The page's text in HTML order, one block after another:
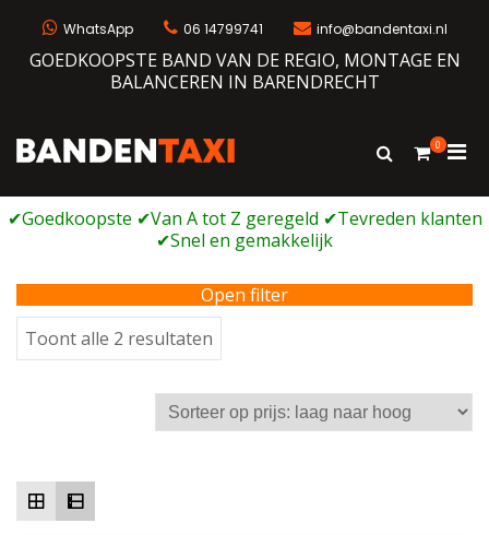
WhatsApp 06 14799741 info@bandentaxi.nl
GOEDKOOPSTE BAND VAN DE REGIO, MONTAGE EN
BALANCEREN IN BARENDRECHT
Bandengarage met eigen webshop
Toon
0
voor
Open filter
Toont alle 2 resultaten
op
prijs:
laag